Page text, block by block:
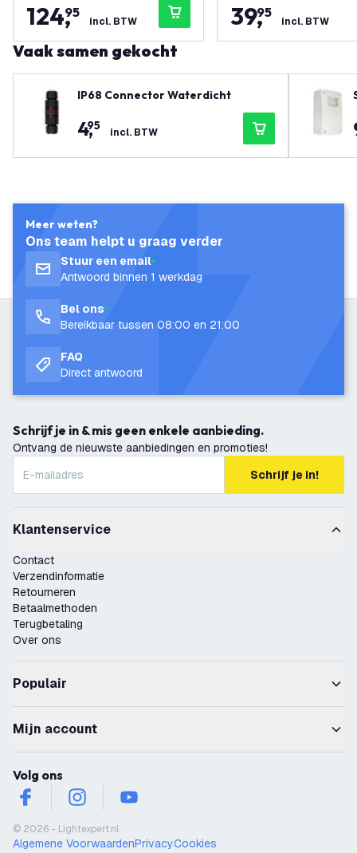
124,
95
incl. BTW 39,
95
incl. BTW
Vaak samen gekocht
IP68 Connector Waterdicht
4,
95 incl. BTW
Meer weten?
Ons team helpt u graag verder
Stuur een email
Antwoord binnen 1 werkdag
Bel ons
Bereikbaar tussen 08:00 en 21:00
FAQ
Direct antwoord
Schrijf je in & mis geen enkele aanbieding.
Ontvang de nieuwste aanbiedingen en promoties!
Schrijf je in!
Klantenservice
Contact
Verzendinformatie
Retourneren
Betaalmethoden
Terugbetaling
Over ons
Populair
Mijn account
Volg ons
facebookinstagramyoutube
© 2026 - Lightexpert.nl
Algemene VoorwaardenPrivacyCookies